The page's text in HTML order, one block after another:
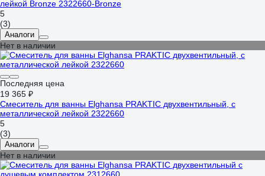
лейкой Bronze 2322660-Bronze
5
(3)
Аналоги
Нет в наличии
Последняя цена
19 365 ₽
Смеситель для ванны Elghansa PRAKTIC двухвентильный, с
металлической лейкой 2322660
5
(3)
Аналоги
Нет в наличии